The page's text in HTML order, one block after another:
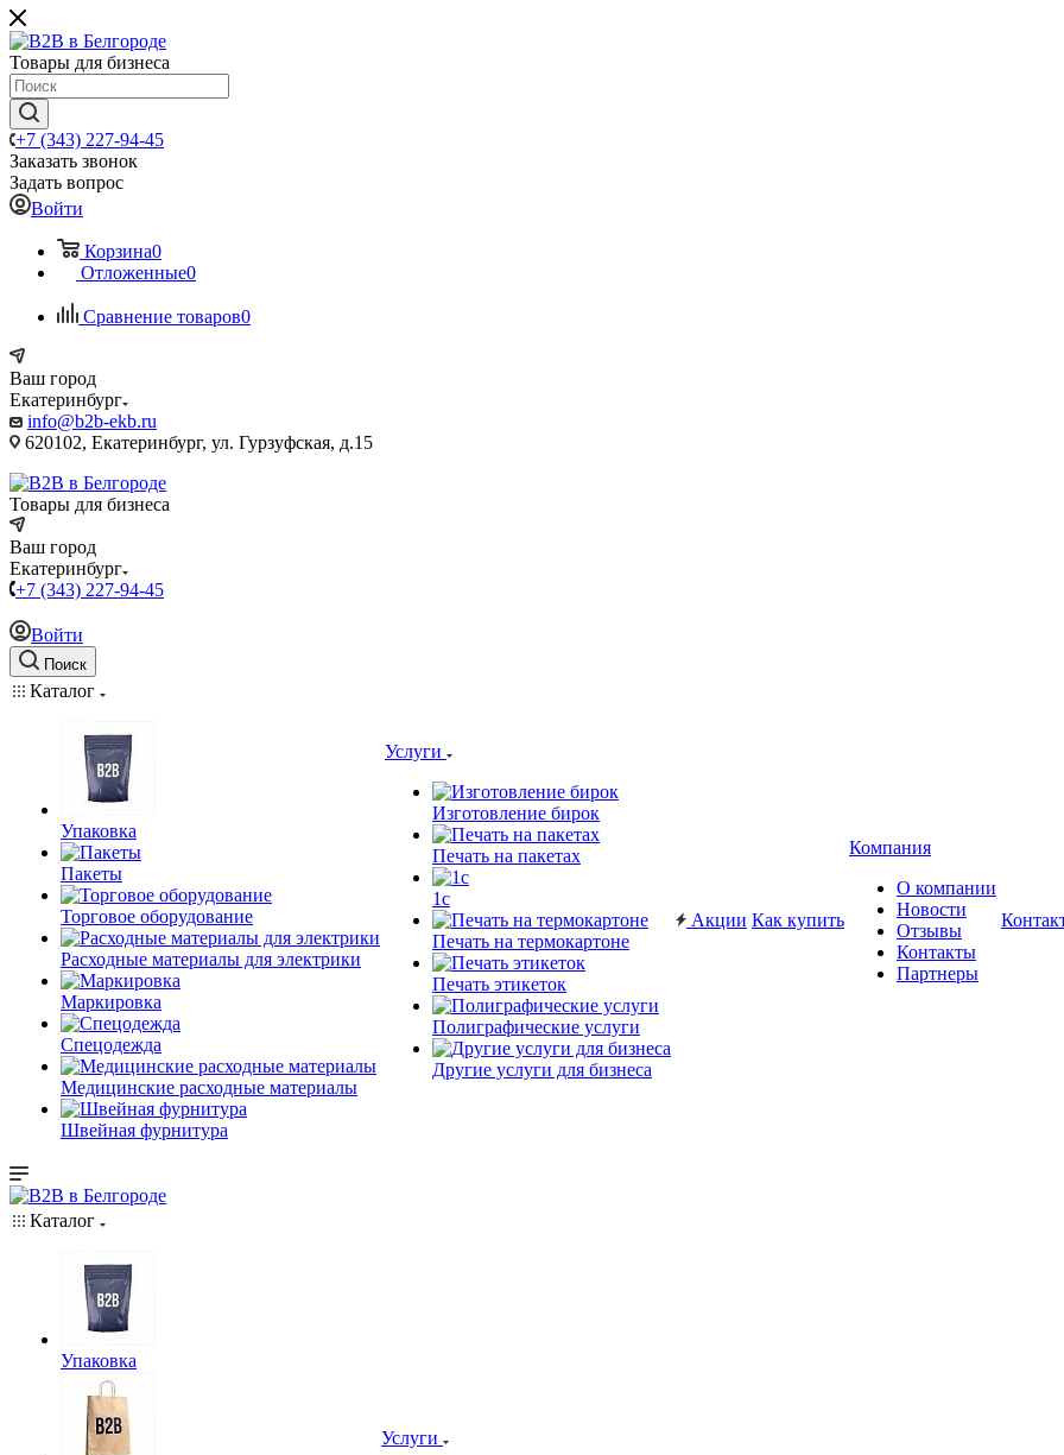
Товары для бизнеса
+7 (343) 227-94-45
Заказать звонок
Задать вопрос
Войти
Корзина0
Отложенные0
Сравнение товаров0
Ваш город
Екатеринбург
info@b2b-ekb.ru
620102, Екатеринбург, ул. Гурзуфская, д.15
Товары для бизнеса
Ваш город
Екатеринбург
+7 (343) 227-94-45
Войти
Поиск
Каталог
Упаковка
Пакеты
Торговое оборудование
Расходные материалы для электрики
Маркировка
Спецодежда
Медицинские расходные материалы
Швейная фурнитура
Услуги
Изготовление бирок
Печать на пакетах
1c
Печать на термокартоне
Печать этикеток
Полиграфические услуги
Другие услуги для бизнеса
Акции Как купить
Компания
О компании
Новости
Отзывы
Контакты
Партнеры
Каталог
Упаковка
Услуги